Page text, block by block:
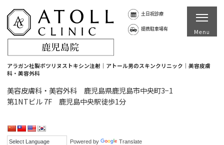
アラガン社製ボツリヌストキシン注射｜アトール男のスキンクリニック｜美容皮膚
科・美容外科
Powered by Translate
土日祝診療
提携駐車場有
美容皮膚科・美容外科 鹿児島県鹿児島市中央町3−1
第1NTビル 7F 鹿児島中央駅徒歩1分